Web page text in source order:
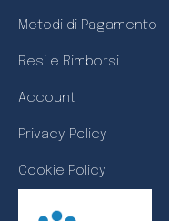
Metodi di Pagamento
Resi e Rimborsi
Account
Privacy Policy
Cookie Policy